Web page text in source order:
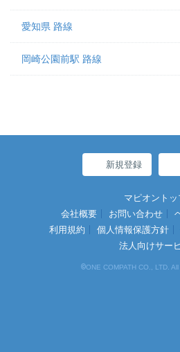
愛知県 路線
岡崎公園前駅 路線
新規登録
マピオントッ
会社概要
お問い合わせ
利用規約
個人情報保護方針
法人向けサー
©ONE COMPATH CO., LTD.